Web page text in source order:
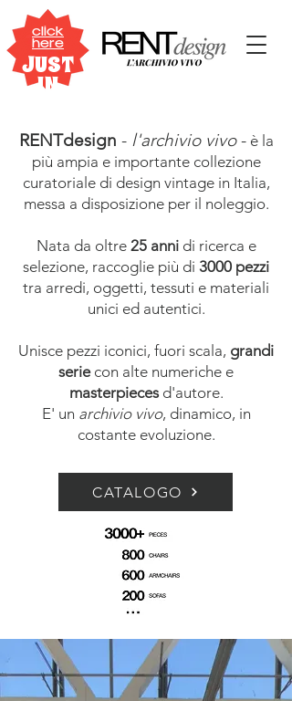
click
here
JUST
IN
RENTdesign - l'archivio vivo-è la
più ampia e importante collezione
curatoriale di design vintage in Italia,
messa a disposizione per il noleggio.
Nata da oltre 25 annidi ricerca e
selezione, raccoglie più di 3000 pezzi
tra arredi, oggetti, tessuti e materiali
unici ed autentici.
Unisce pezzi iconici, fuori scala, grandi
seriecon alte numeriche e
masterpiecesd'autore.
E' un archivio vivo, dinamico, in
costante evoluzione.
CATALOGO